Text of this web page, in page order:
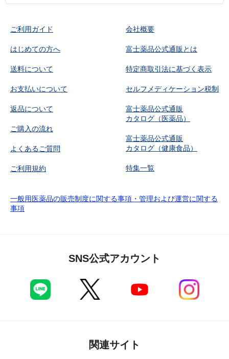
ご利用ガイド
はじめての方へ
送料について
お支払いについて
返品について
ご購入の流れ
よくあるご質問
ご利用規約
会社概要
富士薬品公式通販とは
特定商取引法に基づく表示
セルフメディケーション税制
富士薬品公式通販
カタログ（医薬品）
富士薬品公式通販
カタログ（健康食品）
特集一覧
一般用医薬品の販売制度に関する事項・管理および運営に関する
事項
SNS公式アカウント
関連サイト